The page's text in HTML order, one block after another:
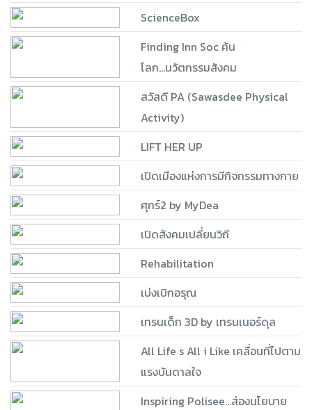
ScienceBox
Finding Inn Soc ค้น
โลก...นวัตกรรมสังคม
สวัสดี PA (Sawasdee Physical
Activity)
LIFT HER UP
เปิดเมืองแห่งการมีกิจกรรมทางกาย
ศุกร์2 by MyDea
เปิดสังคมเปลี่ยนวิถี
Rehabilitation
เบ่งเบิกอรุณ
เทรนเด็ก 3D by เทรนเนอร์ดุล
All Life s All i Like เคลื่อนที่ไปตาม
แรงบันดาลใจ
Inspiring Polisee...ส่องนโยบาย